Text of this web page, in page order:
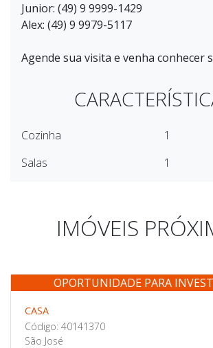
Junior: (49) 9 9999-1429
Alex: (49) 9 9979-5117
Agende sua visita e venha conhecer
Cozinha
1
Salas
1
IMÓVEIS
OPORTUNIDADE PARA
CASA
Código: 40141370
São José